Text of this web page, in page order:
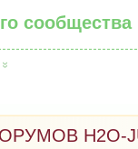
сообщества
H2O-